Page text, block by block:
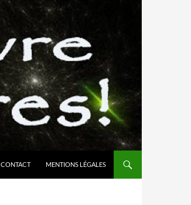
CONTACT MENTIONS LÉGALES